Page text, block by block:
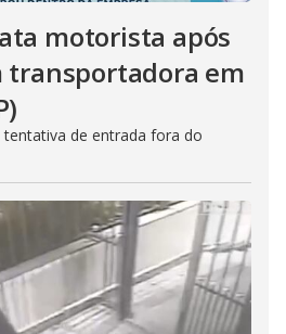
motorista após
transportadora em
de entrada fora do